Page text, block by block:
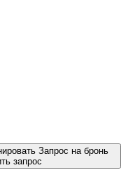
Запрос на бронь
запрос